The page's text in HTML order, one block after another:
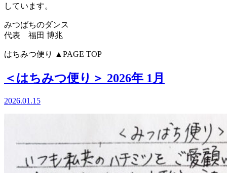
しています。
みつばちのダンス
代表 福田 博兆
はちみつ便り ▲PAGE TOP
＜はちみつ便り＞ 2026年 1月
2026.01.15